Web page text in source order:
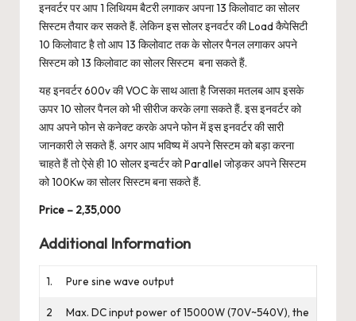
इनवर्टर पर आप 1 लिथियम बैटरी लगाकर अपना 13 किलोवाट का सोलर
सिस्टम तैयार कर सकते हैं. लेकिन इस सोलर इनवर्टर की Load कैपेसिटी
10 किलोवाट है तो आप 13 किलोवाट तक के सोलर पैनल लगाकर अपने
सिस्टम को 13 किलोवाट का सोलर सिस्टम बना सकते हैं.
यह इनवर्टर 600v की VOC के साथ आता है जिसका मतलब आप इसके
ऊपर 10 सोलर पैनल को भी सीरीज करके लगा सकते हैं. इस इनवर्टर को
आप अपने फोन से कनेक्ट करके अपने फोन में इस इनवर्टर की सारी
जानकारी ले सकते हैं. अगर आप भविष्य में अपने सिस्टम को बड़ा करना
चाहते हैं तो ऐसे ही 10 सोलर इन्वर्टर को Parallel जोड़कर अपने सिस्टम
को 100Kw का सोलर सिस्टम बना सकते हैं.
Price – 2,35,000
Additional Information
1. Pure sine wave output
2
Max. DC input power of 15000W (70V~540V), the